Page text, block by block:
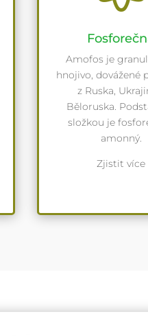
Amofos je
hnojivo, dovážené
z Ruska,
Běloruska.
složkou je
amonný.
Zjistit více